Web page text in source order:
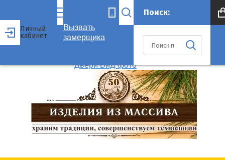
Личный
кабинет
Вызвать
замерщика